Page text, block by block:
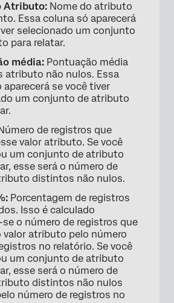
Atributo: Nome do atributo
Essa coluna só aparecerá
selecionado um conjunto
para relatar.
média: Pontuação média
atributo não nulos. Essa
aparecerá se você tiver
um conjunto de atributo
de registros que
valor atributo. Se você
um conjunto de atributo
esse será o número de
distintos não nulos.
Porcentagem de registros
Isso é calculado
o número de registros que
valor atributo pelo número
no relatório. Se você
um conjunto de atributo
esse será o número de
distintos não nulos
número de registros no